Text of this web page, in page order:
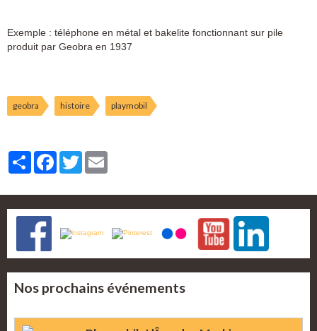
Exemple : téléphone en métal et bakelite fonctionnant sur pile
produit par Geobra en 1937
geobra histoire playmobil
PartagerFacebook
Twitter
Nos prochains événements